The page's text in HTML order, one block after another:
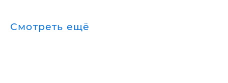
Смотреть ещё